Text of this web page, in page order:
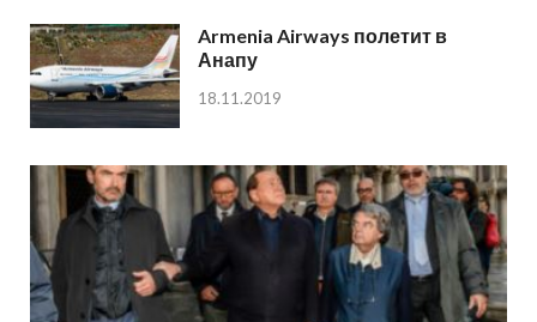
Armenia Airways полетит в
Анапу
18.11.2019